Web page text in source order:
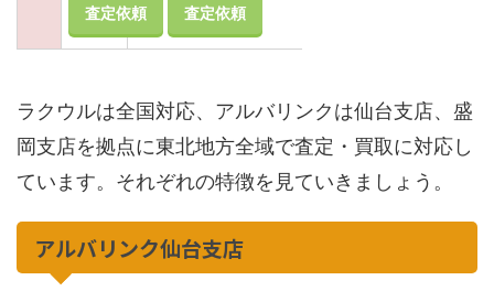
査定依頼 査定依頼
ラクウルは全国対応、アルバリンクは仙台支店、盛
岡支店を拠点に東北地方全域で査定・買取に対応し
ています。それぞれの特徴を見ていきましょう。
アルバリンク仙台支店